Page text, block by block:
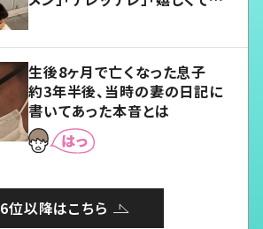
生後8ヶ月で亡くなった息子
約3年半後、当時の妻の日記に
書いてあった本音とは
6位以降はこちら